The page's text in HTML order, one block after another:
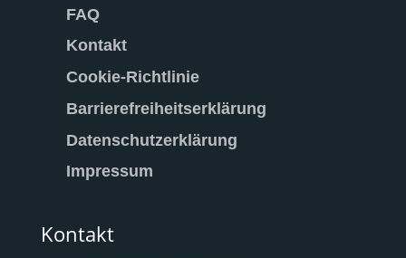
FAQ
Kontakt
Cookie-Richtlinie
Barrierefreiheitserklärung
Datenschutzerklärung
Impressum
Kontakt